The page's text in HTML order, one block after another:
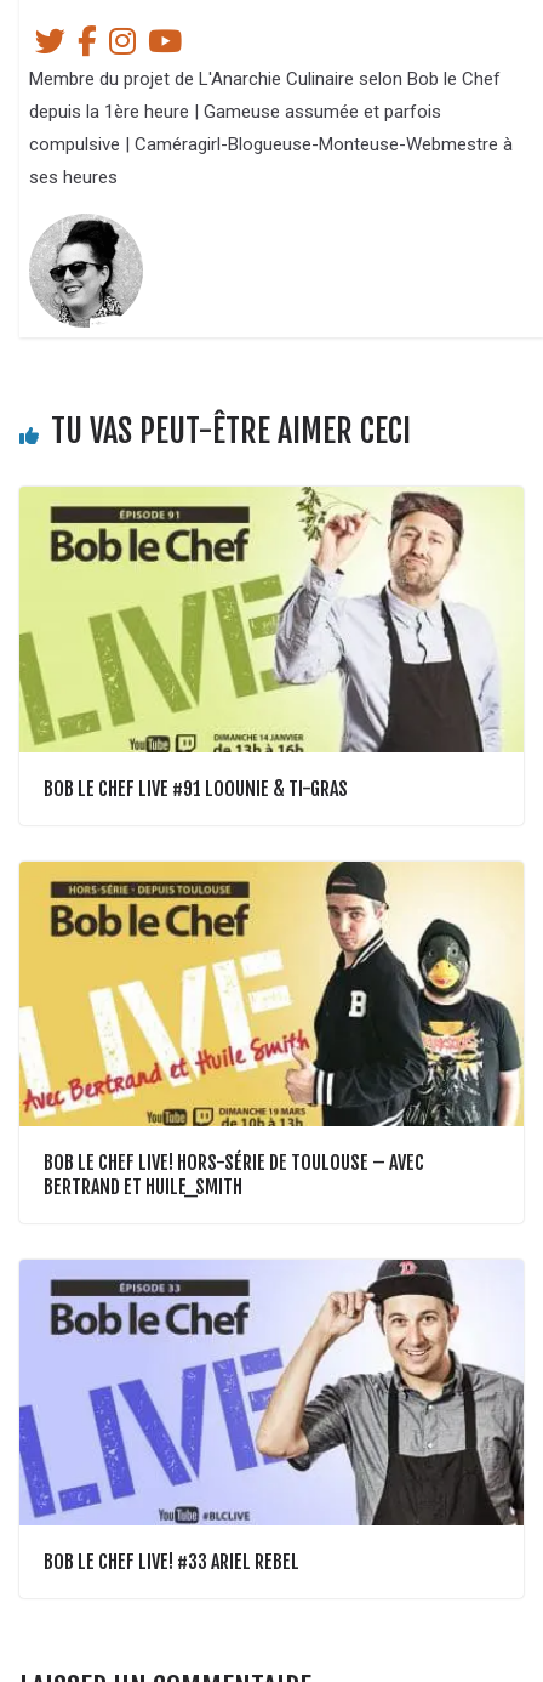
Membre du projet de L'Anarchie Culinaire selon Bob le Chef
depuis la 1ère heure | Gameuse assumée et parfois
compulsive | Caméragirl-Blogueuse-Monteuse-Webmestre à
ses heures
TU VAS PEUT-ÊTRE AIMER CECI
BOB LE CHEF LIVE #91 LOOUNIE & TI-GRAS
BOB LE CHEF LIVE! HORS-SÉRIE DE TOULOUSE – AVEC
BERTRAND ET HUILE_SMITH
BOB LE CHEF LIVE! #33 ARIEL REBEL